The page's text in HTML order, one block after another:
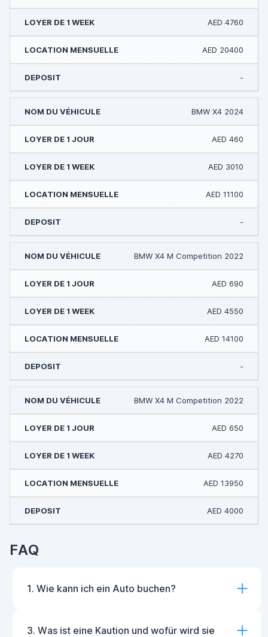
AED 4760
AED 20400
-
BMW X4 2024
AED 460
AED 3010
AED 11100
-
BMW X4 M Competition 2022
AED 690
AED 4550
AED 14100
-
BMW X4 M Competition 2022
AED 650
AED 4270
AED 13950
AED 4000
FAQ
1. Wie kann ich ein Auto buchen?
3. Was ist eine Kaution und wofür wird sie